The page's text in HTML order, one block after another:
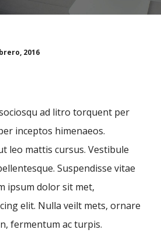
2016
ad litro torquent per
inceptos himenaeos.
leo mattis cursus. Vestibule
Suspendisse vitae
ipsum dolor sit met,
elit. Nulla veilt mets, ornare
fermentum ac turpis.